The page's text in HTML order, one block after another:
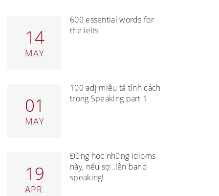
14
MAY
600 essential words for
the ielts
01
MAY
100 adj miêu tả tính cách
trong Speaking part 1
19
APR
Đừng học những idioms
này, nếu sợ…lên band
speaking!